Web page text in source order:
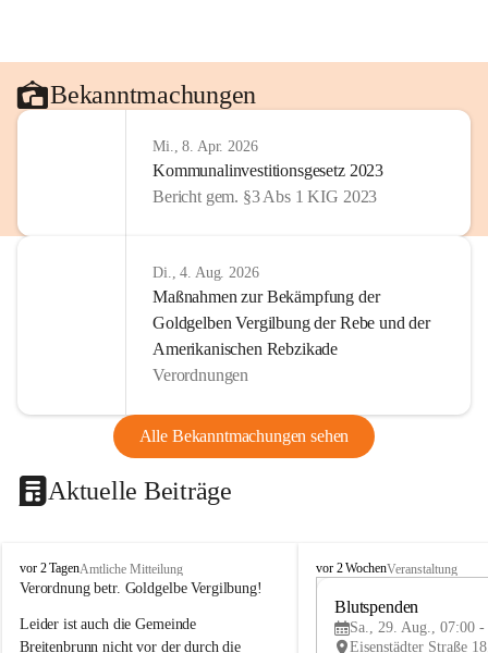
Bekanntmachungen
Mi., 8. Apr. 2026
Kommunalinvestitionsgesetz 2023
Bericht gem. §3 Abs 1 KIG 2023
Di., 4. Aug. 2026
Maßnahmen zur Bekämpfung der
Goldgelben Vergilbung der Rebe und der
Amerikanischen Rebzikade
Verordnungen
Alle Bekanntmachungen sehen
Aktuelle Beiträge
B
r
i
t
vor 2 TagenAmtliche Mitteilung
Verordnung betr. Goldgelbe Vergilbung!
Leider ist auch die Gemeinde
Breitenbrunn nicht vor der durch die
B
vor 2 WochenVeranstaltung
Blutspenden
Sa., 29. Aug., 07:00 -